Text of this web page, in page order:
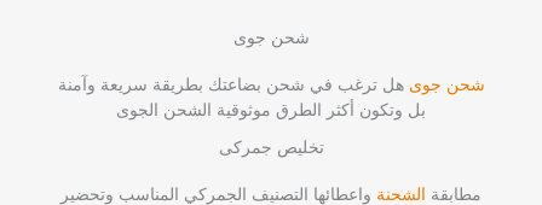
شحن جوى
شحن جوى هل ترغب في شحن بضاعتك بطريقة سريعة وآمنة
بل وتكون أكثر الطرق موثوقية الشحن الجوى
تخليص جمركى
مطابقة الشحنة واعطائها التصنيف الجمركي المناسب وتحضير